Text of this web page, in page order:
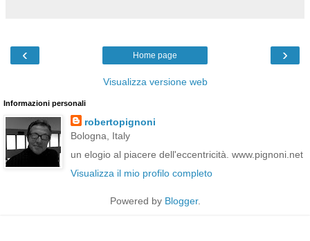
‹ ›
Home page
Visualizza versione web
Informazioni personali
robertopignoni
Bologna, Italy
un elogio al piacere dell'eccentricità. www.pignoni.net
Visualizza il mio profilo completo
Powered by Blogger.